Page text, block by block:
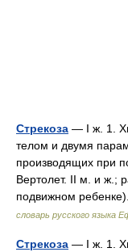
Стрекоза — I ж. 1.
телом и двумя
производящих при
Вертолет. II м. и ж.;
подвижном
словарь русского языка
Стрекоза — I ж. 1.